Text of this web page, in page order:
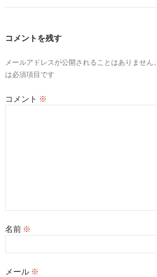
コメントを残す
メールアドレスが公開されることはありません。
は必須項目です
コメント ※
名前 ※
メール ※